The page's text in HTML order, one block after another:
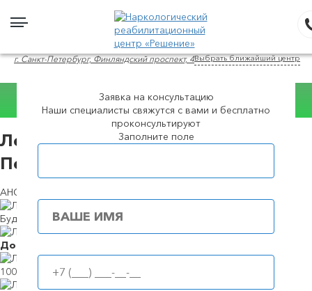
г. Санкт-Петербург, Финляндский проспект, 4Выбрать ближайший центр
Консультация WhatsApp
Лечение алкоголизма в в Санкт-
Петербурге
АНОНИМНО И ПО СОВРЕМЕННЫМ МЕТОДИКАМ
Будем в течение39 минут
Доступные
100% анонимность
Заявка на консультацию
Наши специалисты свяжутся с вами и бесплатно
проконсультируют
Заполните поле